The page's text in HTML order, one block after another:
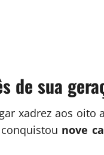
de sua
xadrez aos
nove